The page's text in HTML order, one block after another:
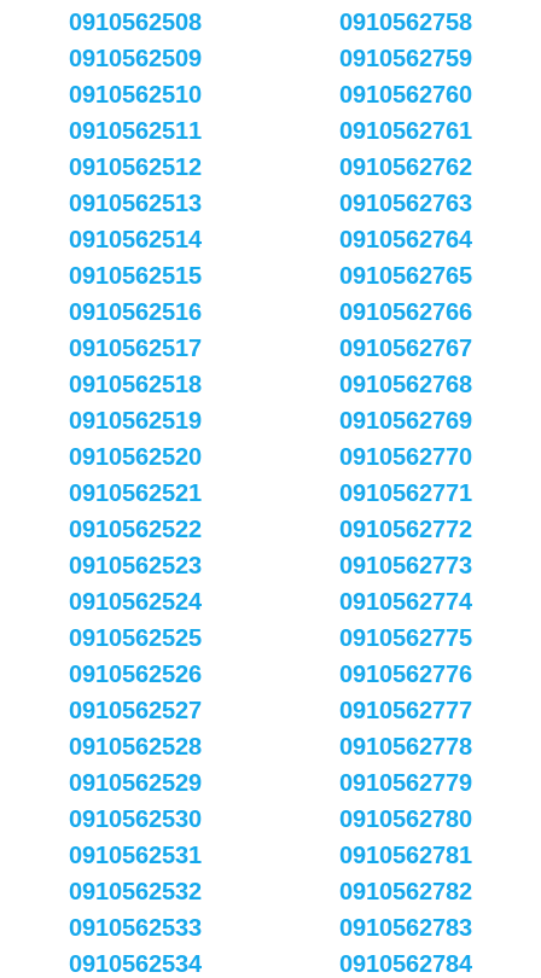
0910562508
0910562509
0910562510
0910562511
0910562512
0910562513
0910562514
0910562515
0910562516
0910562517
0910562518
0910562519
0910562520
0910562521
0910562522
0910562523
0910562524
0910562525
0910562526
0910562527
0910562528
0910562529
0910562530
0910562531
0910562532
0910562533
0910562534
0910562758
0910562759
0910562760
0910562761
0910562762
0910562763
0910562764
0910562765
0910562766
0910562767
0910562768
0910562769
0910562770
0910562771
0910562772
0910562773
0910562774
0910562775
0910562776
0910562777
0910562778
0910562779
0910562780
0910562781
0910562782
0910562783
0910562784